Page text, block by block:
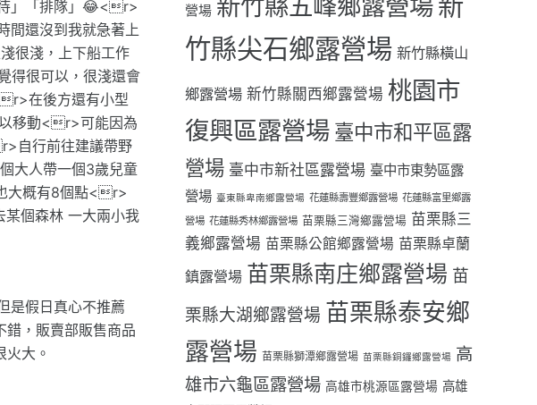
」「排隊」😂<r>
間還沒到我就急著上
很淺，上下船工作
得很可以，很淺還會
在後方還有小型
移動<r>可能因為
自行前往建議帶野
大人帶一個3歲兒童
大概有8個點<r>
個森林 一大兩小我
是假日真心不推薦
，販賣部販售商品
大。
營場
竹縣尖石鄉露營場 新竹縣橫山
鄉露營場 新竹縣關西鄉露營場 桃園市
復興區露營場 臺中市和平區露
營場 臺中市新社區露營場 臺中市東勢區露
營場 臺東縣卑南鄉露營場 花蓮縣壽豐鄉露營場 花蓮縣富里鄉露
營場 花蓮縣秀林鄉露營場 苗栗縣三灣鄉露營場 苗栗縣三
義鄉露營場 苗栗縣公館鄉露營場 苗栗縣卓蘭
鎮露營場 苗栗縣南庄鄉露營場 苗
栗縣大湖鄉露營場 苗栗縣泰安鄉
露營場 苗栗縣獅潭鄉露營場 苗栗縣銅鑼鄉露營場 高
雄市六龜區露營場 高雄市桃源區露營場 高雄